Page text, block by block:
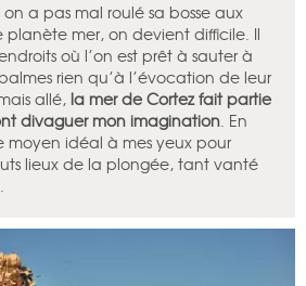
a pas mal roulé sa bosse aux
mer, on devient difficile. Il
où l’on est prêt à sauter à
rien qu’à l’évocation de leur
allé, la mer de Cortez fait partie
divaguer mon imagination. En
moyen idéal à mes yeux pour
lieux de la plongée, tant vanté